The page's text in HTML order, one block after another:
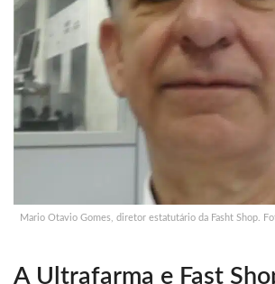
Mario Otavio Gomes, diretor estatutário da Fasht Shop.
A Ultrafarma e Fast